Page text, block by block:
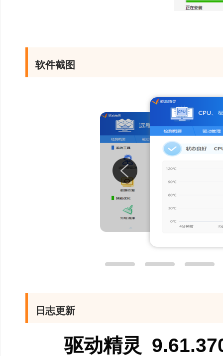
动，在没有网络的情
电脑，安装所下载的
一键体检新增软件
享新版软件的特性，
体现电脑的健康状况
3、一键忽略，还
每个用户都有自己
要去升级，一键忽略
标准模式与玩家模
版软件不满意，可以
软件截图
日志更新
驱动精灵